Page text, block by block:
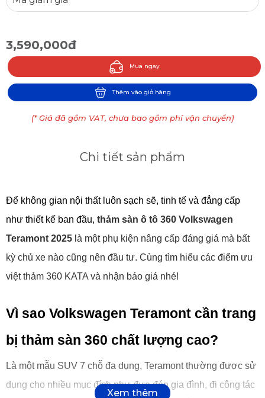
3,590,000đ
Mua ngay
Thêm vào giỏ hàng
(* Giá đã gồm VAT, chưa bao gồm phí vận chuyển)
Chi tiết sản phẩm
Để không gian nội thất luôn sạch sẽ, tinh tế và đẳng cấp
như thiết kế ban đầu, thảm sàn ô tô 360 Volkswagen
Teramont 2025 là một phụ kiện nâng cấp đáng giá mà bất
kỳ chủ xe nào cũng nên đầu tư. Cùng tìm hiểu các điểm ưu
việt thảm 360 KATA và nhận báo giá nhé!
Vì sao Volkswagen Teramont cần trang
bị thảm sàn 360 chất lượng cao?
Là một mẫu SUV 7 chỗ đa dụng, Teramont thường được sử
dụng cho nhiều mục đích như đưa đón gia đình, đi công tác